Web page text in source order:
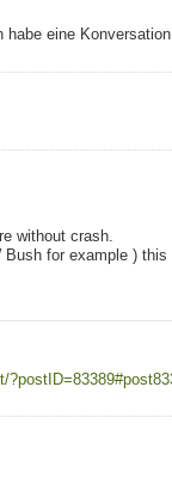
eine
without crash.
for example )